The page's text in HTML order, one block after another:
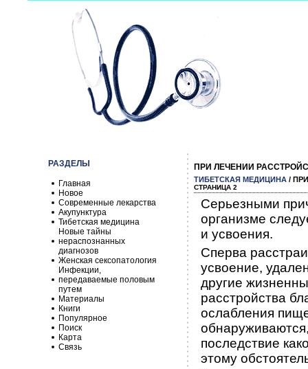
РАЗДЕЛЫ
Главная
Новое
Современные лекарства
Акупунктура
Тибетская медицина
Новые тайны
нераспознанных
диагнозов
Женская сексопатология
Инфекции,
передаваемые половым
путем
Материалы
Книги
Популярное
Поиск
Карта
Связь
ПРИ ЛЕЧЕНИИ
ТИБЕТСКАЯ МЕДИЦИНА /
СТРАНИЦА 2
Серьезными
организме
и усвоения.
Сперва
усвоение,
другие
расстройства
ослабления
последствие
этому